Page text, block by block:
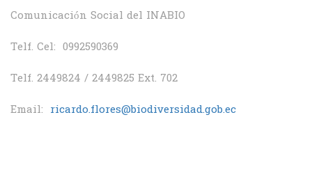
Comunicación Social del INABIO
Telf. Cel: 0992590369
Telf. 2449824 / 2449825 Ext. 702
Email: ricardo.flores@biodiversidad.gob.ec